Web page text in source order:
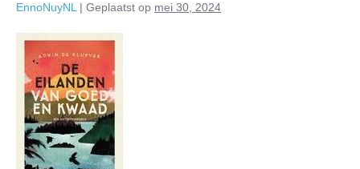
EnnoNuyNL | Geplaatst op mei 30, 2024